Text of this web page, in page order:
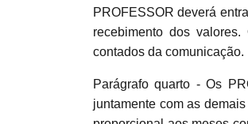
PROFESSOR deverá
recebimento dos
contados da comunicação.
Parágrafo quarto - Os
juntamente com as